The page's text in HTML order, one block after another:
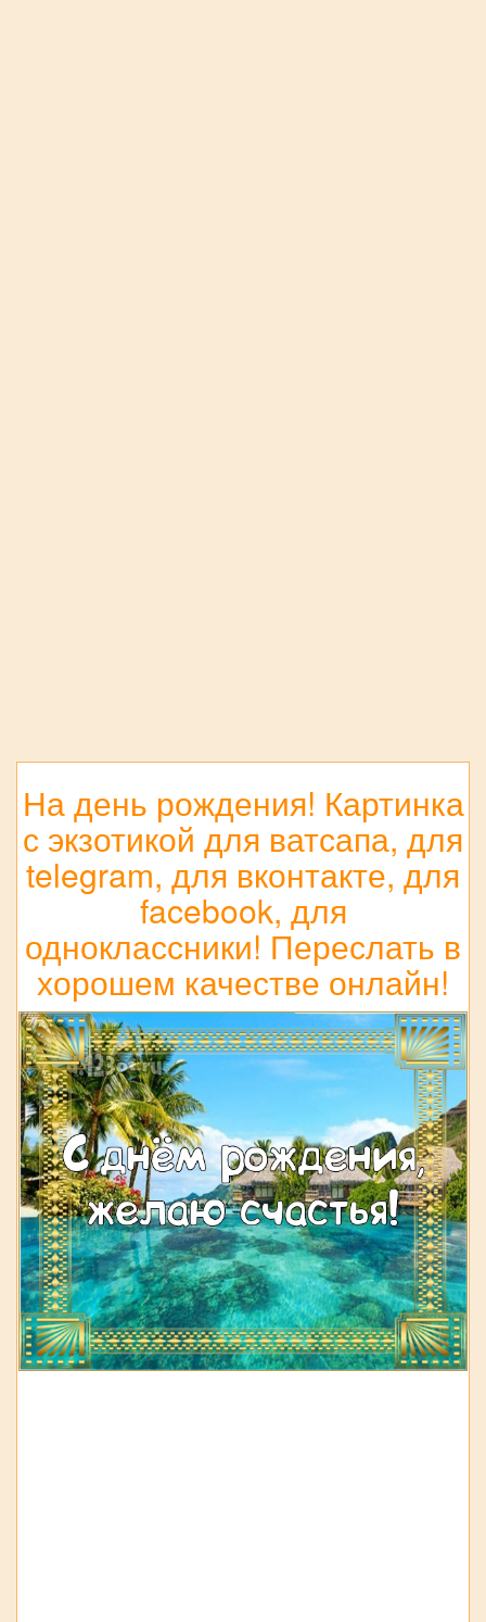
На день рождения! Картинка
с экзотикой для ватсапа, для
telegram, для вконтакте, для
facebook, для
одноклассники! Переслать в
хорошем качестве онлайн!